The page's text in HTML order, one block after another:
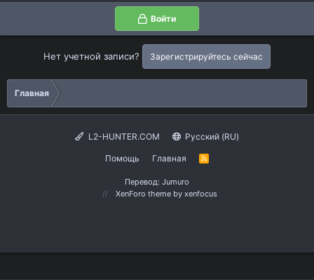
Войти
Нет учетной записи? Зарегистрируйтесь сейчас
Главная
L2-HUNTER.COM Русский (RU)
Помощь Главная
R
Перевод: Jumuro
XenForo theme by xenfocus